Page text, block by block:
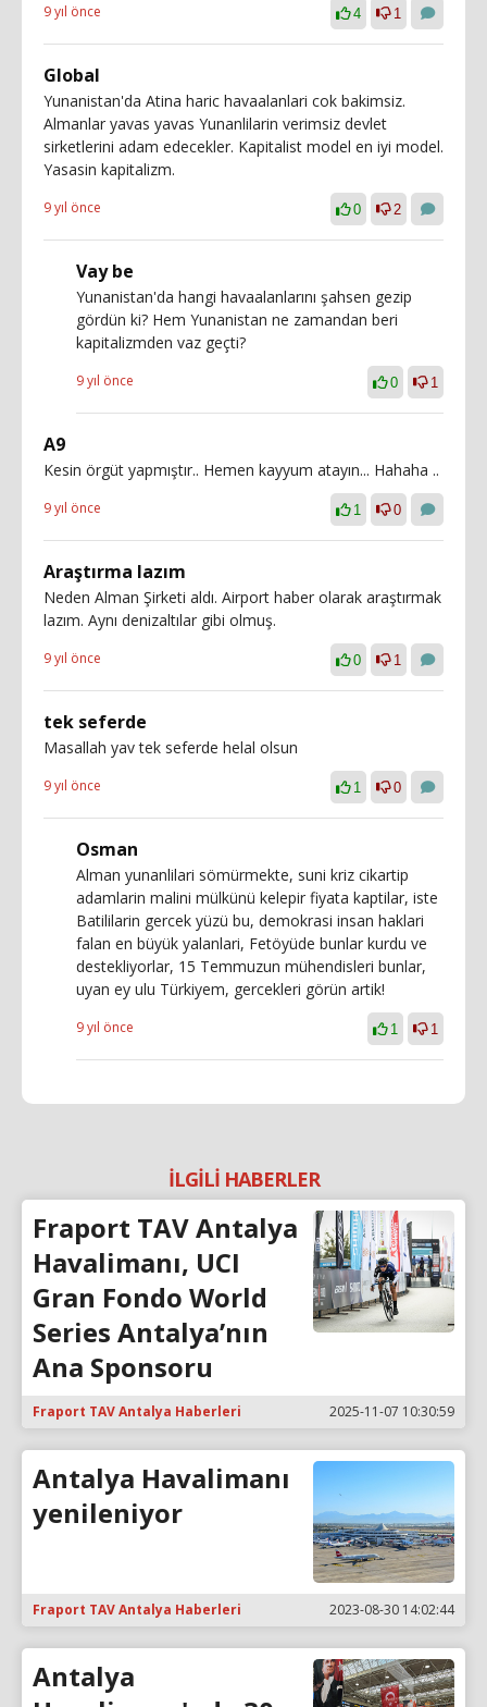
9 yıl önce 4 1
Global
Yunanistan'da Atina haric havaalanlari cok bakimsiz.
Almanlar yavas yavas Yunanlilarin verimsiz devlet
sirketlerini adam edecekler. Kapitalist model en iyi model.
Yasasin kapitalizm.
9 yıl önce 0 2
Vay be
Yunanistan'da hangi havaalanlarını şahsen gezip
gördün ki? Hem Yunanistan ne zamandan beri
kapitalizmden vaz geçti?
9 yıl önce 0 1
A9
Kesin örgüt yapmıştır.. Hemen kayyum atayın... Hahaha ..
9 yıl önce 1 0
Araştırma lazım
Neden Alman Şirketi aldı. Airport haber olarak araştırmak
lazım. Aynı denizaltılar gibi olmuş.
9 yıl önce 0 1
tek seferde
Masallah yav tek seferde helal olsun
9 yıl önce 1 0
Osman
Alman yunanlilari sömürmekte, suni kriz cikartip
adamlarin malini mülkünü kelepir fiyata kaptilar, iste
Batililarin gercek yüzü bu, demokrasi insan haklari
falan en büyük yalanlari, Fetöyüde bunlar kurdu ve
destekliyorlar, 15 Temmuzun mühendisleri bunlar,
uyan ey ulu Türkiyem, gercekleri görün artik!
9 yıl önce 1 1
İLGİLİ HABERLER
Fraport TAV Antalya
Havalimanı, UCI
Gran Fondo World
Series Antalya’nın
Ana Sponsoru
Fraport TAV Antalya Haberleri 2025-11-07 10:30:59
Antalya Havalimanı
yenileniyor
Fraport TAV Antalya Haberleri 2023-08-30 14:02:44
Antalya